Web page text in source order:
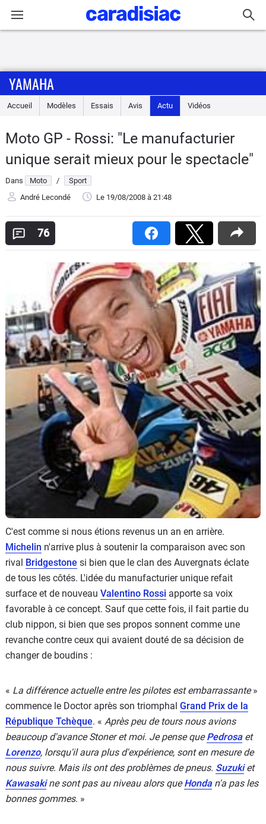
Accueil
Essais
Equipement
Forum
Marques
Services
YAMAHA
Accueil Modèles Essais Avis Actu Vidéos
Moto GP - Rossi: "Le manufacturier
unique serait mieux pour le spectacle"
Dans Moto /
Sport
André Lecondé
Le 19/08/2008 à 21:48
76
C'est comme si nous étions revenus un an en arrière.
Michelin n'arrive plus à soutenir la comparaison avec son
rival Bridgestone si bien que le clan des Auvergnats éclate
de tous les côtés. L'idée du manufacturier unique refait
surface et de nouveau Valentino Rossi apporte sa voix
favorable à ce concept. Sauf que cette fois, il fait partie du
club nippon, si bien que ses propos sonnent comme une
revanche contre ceux qui avaient douté de sa décision de
changer de boudins :
« La différence actuelle entre les pilotes est embarrassante»
commence le Doctor après son triomphal Grand Prix de la
République Tchèque. « Après peu de tours nous avions
beaucoup d'avance Stoner et moi. Je pense quePedrosaet
Lorenzo, lorsqu'il aura plus d'expérience, sont en mesure de
nous suivre. Mais ils ont des problèmes de pneus. Suzukiet
Kawasakine sont pas au niveau alors queHondan'a pas les
bonnes gommes. »